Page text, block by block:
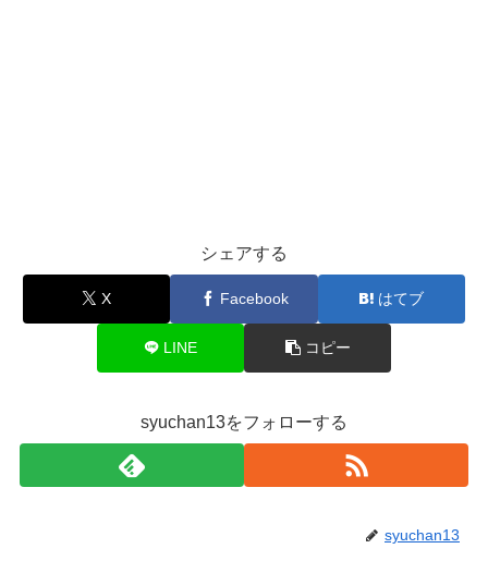
シェアする
X Facebook はてブ
LINE コピー
syuchan13をフォローする
syuchan13